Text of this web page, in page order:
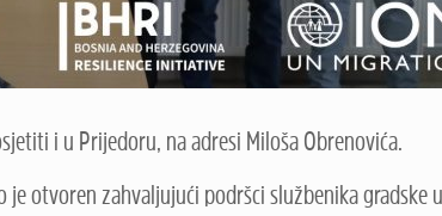
i u Prijedoru, na adresi Miloša Obrenovića.
otvoren zahvaljujući podršci službenika gradske